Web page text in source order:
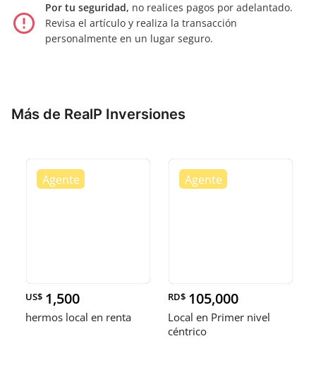
error_outline
Por tu seguridad, no realices pagos por adelantado.
Revisa el artículo y realiza la transacción
personalmente en un lugar seguro.
Más de RealP Inversiones
US$ 1,500
hermos local en renta
RD$ 105,000
Local en Primer nivel
céntrico